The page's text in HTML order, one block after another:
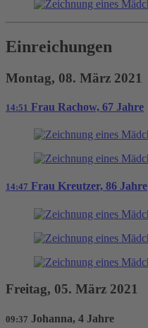
Einreichungen
Montag, 08. März 2021
14:51 Frau Rachow, 67 Jahre
14:47 Frau Kreutzer, 86 Jahre
Freitag, 05. März 2021
09:37 Johanna, 4 Jahre